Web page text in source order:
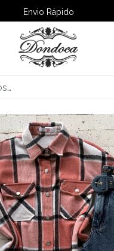
Envio Rápido
➚ Ofertas– Até 60% OFF